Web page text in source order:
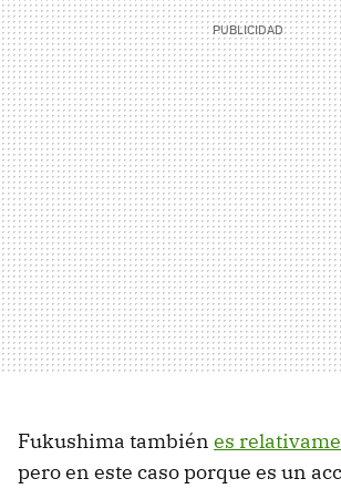
Fukushima también es
pero en este caso porque es un